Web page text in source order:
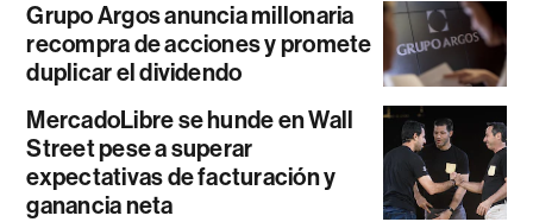
Grupo Argos anuncia millonaria
recompra de acciones y promete
duplicar el dividendo
MercadoLibre se hunde en Wall
Street pese a superar
expectativas de facturación y
ganancia neta